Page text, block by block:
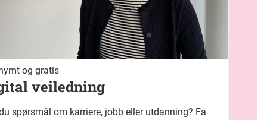
og gratis
veiledning
spørsmål om karriere, jobb eller utdanning? Få